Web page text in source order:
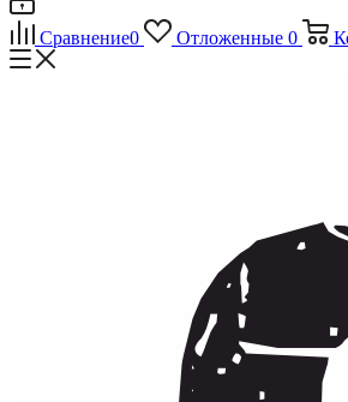
Сравнение0 Отложенные 0